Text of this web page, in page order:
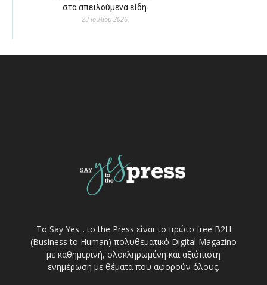
στα απειλούμενα είδη
23 Ιουλίου 2026
Το Say Yes... to the Press είναι το πρώτο free Β2Η
(Business to Human) πολυθεματικό Digital Magazino
με καθημερινή, ολοκληρωμένη και αξιόπιστη
ενημέρωση με θέματα που αφορούν όλους.